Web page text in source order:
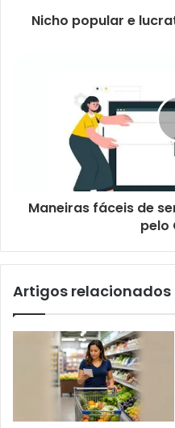
Nicho popular e
Maneiras fáceis de
pelo
Artigos relacionados